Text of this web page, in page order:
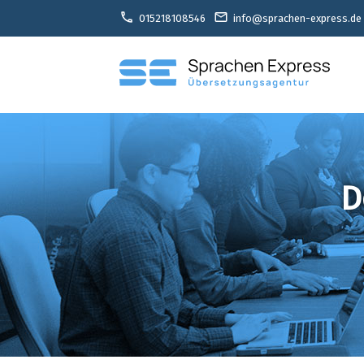
call 015218108546 email info@sprachen-express.de